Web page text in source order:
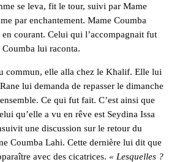
se leva, fit le tour, suivi par Mame
par enchantement. Mame Coumba
courant. Celui qui l’accompagnait fut
lui raconta.
commun, elle alla chez le Khalif. Elle lui
lui demanda de repasser le dimanche
Ce qui fut fait. C’est ainsi que
qu’elle a vu en rêve est Seydina Issa
une discussion sur le retour du
Coumba Lahi. Cette dernière lui dit que
avec des cicatrices. « Lesquelles ?